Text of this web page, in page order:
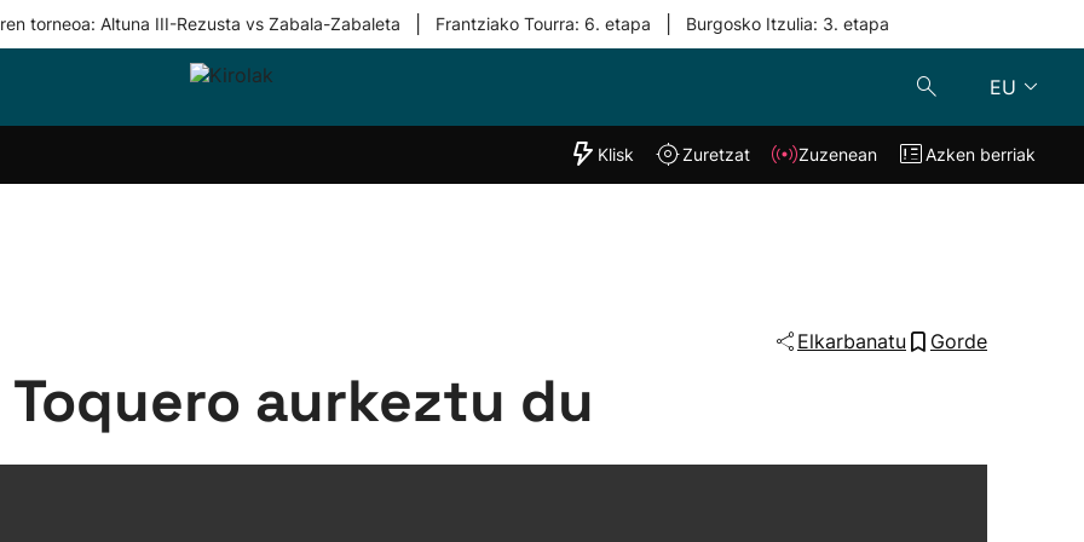
torneoa: Altuna III-Rezusta vs Zabala-Zabaleta Frantziako Tourra: 6. etapa Burgosko Itzulia: 3. etapa
EU
Taldeak
"Helmuga"
Klisk Zuzenean
Klisk Zuretzat Zuzenean Azken berriak
Elkarbanatu Gorde
Toquero aurkeztu du